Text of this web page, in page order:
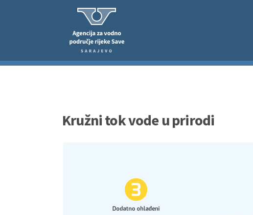
Kružni tok vode u prirodi